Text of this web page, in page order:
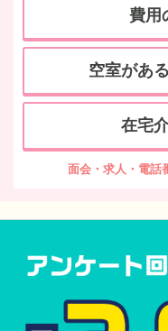
費用
空室があ
在宅
面会・求人・電話